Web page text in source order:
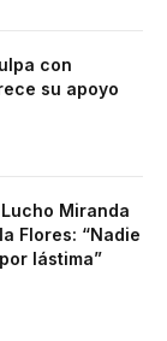
con
su apoyo
Miranda
Flores: “Nadie
lástima”